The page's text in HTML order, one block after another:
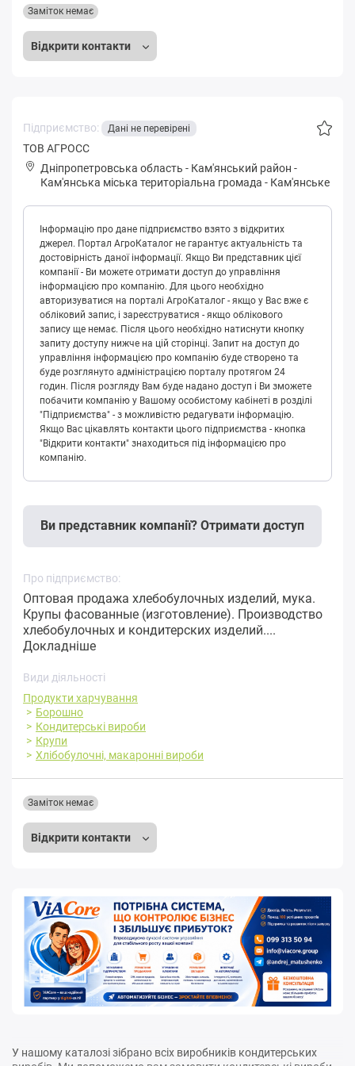
Відкрити контакти
Заміток немає
Підприємство: Дані не перевірені
ТОВ АГРОСС
Дніпропетровська область - Кам'янський район -
Кaм'янськa міська територіальна громада - Кам'янське
Інформацію про дане підприємство взято з відкритих
джерел. Портал АгроКаталог не гарантує актуальність та
достовірність даної інформації. Якщо Ви представник цієї
компанії - Ви можете отримати доступ до управління
інформацією про компанію. Для цього необхідно
авторизуватися на порталі АгроКаталог - якщо у Вас вже є
обліковий запис, і зареєструватися - якщо облікового
запису ще немає. Після цього необхідно натиснути кнопку
запиту доступу нижче на цій сторінці. Запит на доступ до
управління інформацією про компанію буде створено та
буде розглянуто адміністрацією порталу протягом 24
годин. Після розгляду Вам буде надано доступ і Ви зможете
побачити компанію у Вашому особистому кабінеті в розділі
"Підприємства" - з можливістю редагувати інформацію.
Якщо Вас цікавлять контакти цього підприємства - кнопка
"Відкрити контакти" знаходиться під інформацією про
компанію.
Ви представник компанії? Отримати доступ
Про підприємство:
Оптовая продажа хлебобулочных изделий, мука.
Крупы фасованные (изготовление). Производство
хлебобулочных и кондитерских изделий....
Докладніше
Види діяльності
Продукти харчування
Борошно
Кондитерські вироби
Крупи
Хлібобулочні, макаронні вироби
Відкрити контакти
Заміток немає
У нашому каталозі зібрано всіх виробників кондитерських